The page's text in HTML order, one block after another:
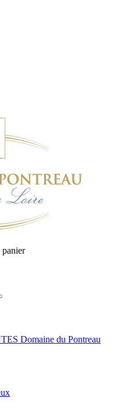
panier
Domaine du Pontreau